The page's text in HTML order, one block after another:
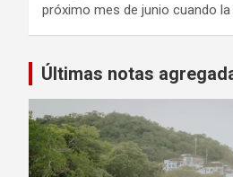
próximo mes de junio cuando
Últimas notas